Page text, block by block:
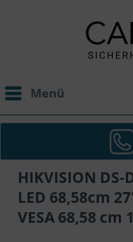
Menü
HIKVISION
LED 68,58cm
VESA 68,58 cm